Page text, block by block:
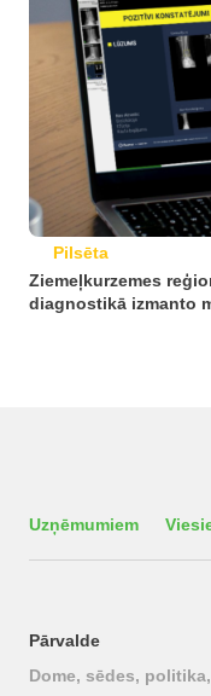
Pilsēta
Ziemeļkurzemes
diagnostikā izmanto
Uzņēmumiem
Pārvalde
Dome, sēdes,